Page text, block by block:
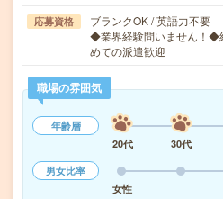
応募資格
ブランクOK / 英語力不要
◆業界経験問いません！◆
めての派遣歓迎
職場の雰囲気
年齢層
20代
30代
男女比率
女性